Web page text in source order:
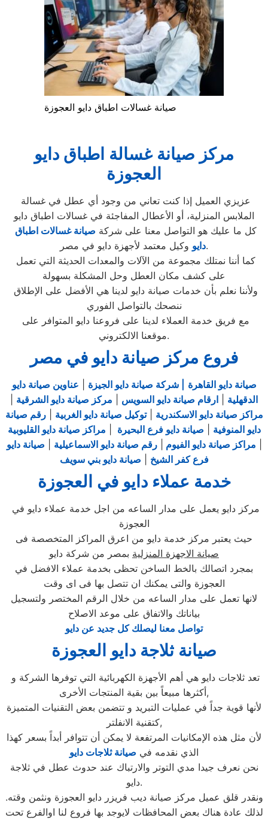
صيانة غسالات اطباق دايو العجوزة
مركز صيانة غسالة اطباق دايو
العجوزة
الملابس المنزلية، أو الأعطال المفاجئة في غسالات اطباق دايو
كل ما عليك هو التواصل معنا على شركة صيانة غسالات اطباق
دايووكيل معتمد لأجهزة دايو في مصر.
على كشف مكان العطل وحل المشكلة بسهولة
ننصحك بالتواصل الفوري
موقعنا الالكتروني.
فروع مركز صيانة دايو في مصر
صيانة دايو القاهرة | شركة صيانة دايو الجيزة
عناوين صيانة دايو
الدقهلية
ارقام صيانة دايو السويس مركز صيانة دايو الشرقية
مراكز صيانة دايو الاسكندرية |توكيل صيانة دايو الغربية |رقم صيانة
دايو المنوفية
صيانة دايو فرع البحيرة
مراكز صيانة دايو القليوبية
مراكز صيانة دايو الفيوم |رقم صيانة دايو الاسماعيلية
صيانة دايو
فرع كفر الشيخ
صيانة دايو بني سويف
خدمة عملاء دايو في العجوزة
العجوزة
حيث يعتبر مركز خدمة دايو من اعرق المراكز المتخصصة فى
صيانة الاجهزة المنزلية بمصر من شركة دايو
بمجرد اتصالك بالخط الساخن تحظى بخدمة عملاء الافضل في
العجوزة والتى يمكنك ان تتصل بها فى اى وقت
لانها تعمل على مدار الساعه من خلال الرقم المختصر ولتسجيل
بياناتك والاتفاق على موعد الاصلاح
تواصل معنا ليصلك كل جديد عن دايو
صيانة ثلاجة دايو العجوزة
أكثرها مبيعاً بين بقية المنتجات الأخرى,
لأنها قوية جداً في عمليات التبريد و تتضمن بعض التقنيات المتميزة
كتقنية الانفلتر,
لأن مثل هذه الإمكانيات المرتفعة لا يمكن أن تتوافر أبداً بسعر كهذا
الذي نقدمه في صيانة ثلاجات دايو
نحن نعرف جيدا مدي التوتر والارتباك عند حدوث عطل في ثلاجة
دايو.
ونقدر قلق عميل مركز صيانة ديب فريزر دايو العجوزة ونثمن وقته.
لذلك عادة هناك بعض المحافظات لايوجد بها فروع لنا اوالفرع تحت